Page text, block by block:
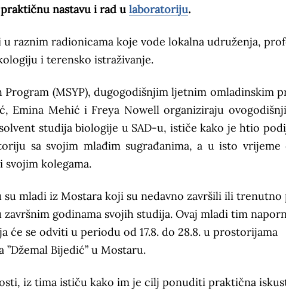
nastavu i rad u laboratoriju.
u raznim radionicama koje vode lokalna udruženja,
i terensko istraživanje.
(MSYP), dugogodišnjim ljetnim omladinskim
Emina Mehić i Freya Nowell organiziraju
studija biologije u SAD-u, ističe kako je htio
sa svojim mlađim sugrađanima, a u isto vrijeme
kolegama.
su mladi iz Mostara koji su nedavno završili ili trenutno
godinama svojih studija. Ovaj mladi tim
će se odviti u periodu od 17.8. do 28.8. u prostorijama
Bijedić” u Mostaru.
iz tima ističu kako im je cilj ponuditi praktična